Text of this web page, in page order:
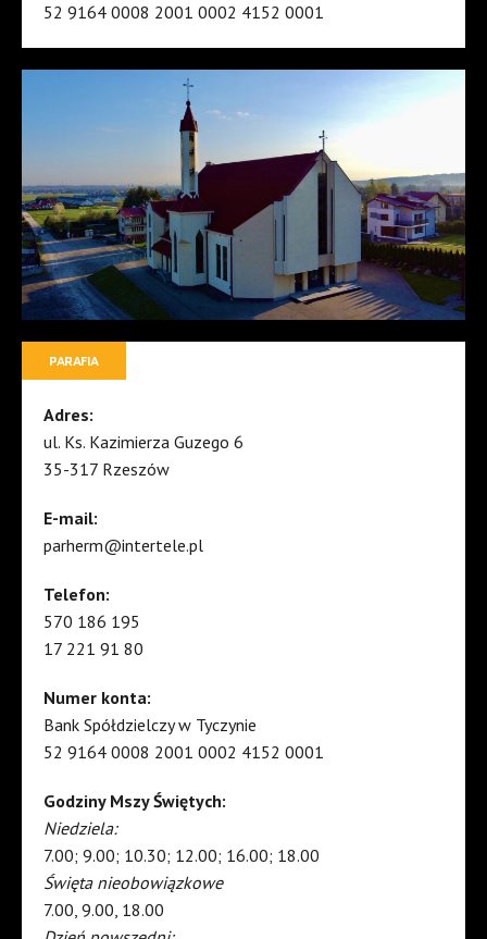
52 9164 0008 2001 0002 4152 0001
PARAFIA
Adres:
ul. Ks. Kazimierza Guzego 6
35-317 Rzeszów
E-mail:
parherm@intertele.pl
Telefon:
570 186 195
17 221 91 80
Numer konta:
Bank Spółdzielczy w Tyczynie
52 9164 0008 2001 0002 4152 0001
Godziny Mszy Świętych:
Niedziela:
7.00; 9.00; 10.30; 12.00; 16.00; 18.00
Święta nieobowiązkowe
7.00, 9.00, 18.00